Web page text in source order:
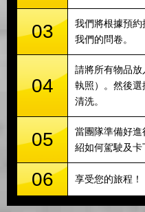
03
我們將根據預
我們的問卷。
04
請將所有物品
執照）。然後
清洗。
05
當團隊準備好
紹如何駕駛及卡
06 享受您的旅程！